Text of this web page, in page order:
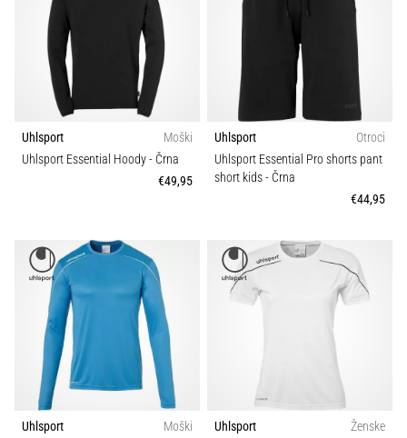
Uhlsport
Moški
Uhlsport Essential Hoody- Črna
€49,95
Uhlsport
Otroci
Uhlsport Essential Pro shorts pant
short kids- Črna
€44,95
Uhlsport
Moški
Uhlsport
Ženske